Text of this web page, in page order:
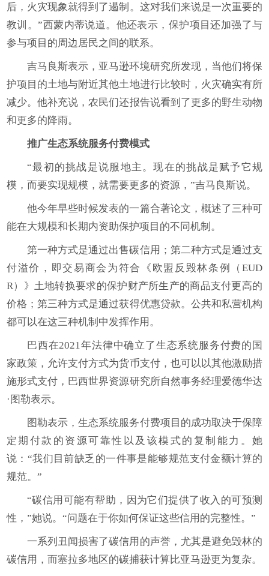
后，火灾现象就得到了遏制。这对我们来说是一次重要的
教训。”西蒙内蒂说道。他还表示，保护项目还加强了与
参与项目的周边居民之间的联系。
吉马良斯表示，亚马逊环境研究所发现，当他们将保
护项目的土地与附近其他土地进行比较时，火灾确实有所
减少。他补充说，农民们还报告说看到了更多的野生动物
和更多的降雨。
推广生态系统服务付费模式
“最初的挑战是说服地主。现在的挑战是赋予它规
模，而要实现规模，就需要更多的资源，”吉马良斯说。
他今年早些时候发表的一篇合著论文，概述了三种可
能在大规模和长期内资助保护项目的不同机制。
第一种方式是通过出售碳信用；第二种方式是通过支
付溢价，即交易商会为符合《欧盟反毁林条例（EUD
R）》土地转换要求的保护财产所生产的商品支付更高的
价格；第三种方式是通过获得优惠贷款。公共和私营机构
都可以在这三种机制中发挥作用。
巴西在2021年法律中确立了生态系统服务付费的国
家政策，允许支付方式为货币支付，也可以以其他激励措
施形式支付，巴西世界资源研究所自然事务经理爱德华达
·图勒表示。
图勒表示，生态系统服务付费项目的成功取决于保障
定期付款的资源可靠性以及该模式的复制能力。她
说：“我们目前缺乏的一件事是能够规范支付金额计算的
规范。”
“碳信用可能有帮助，因为它们提供了收入的可预测
性，”她说。“问题在于你如何保证这些信用的完整性。”
一系列丑闻损害了碳信用的声誉，尤其是避免毁林的
碳信用，而塞拉多地区的碳捕获计算比亚马逊更为复杂。